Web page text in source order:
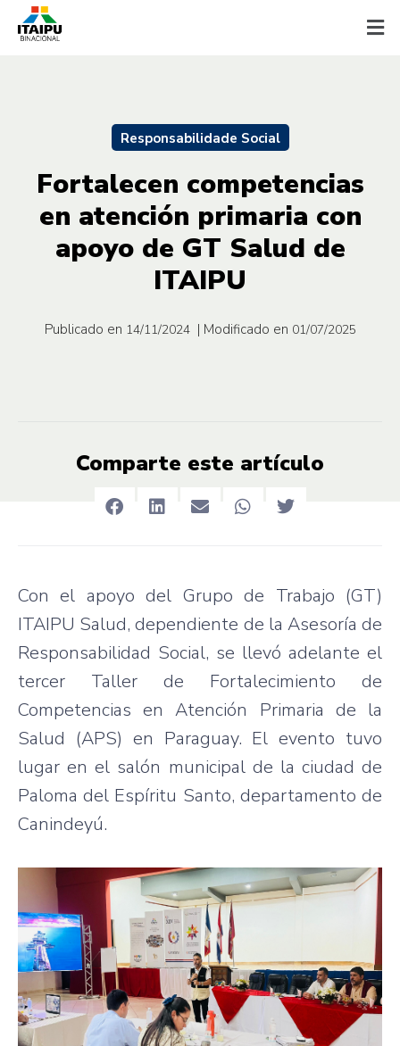
Responsabilidade Social
Fortalecen competencias
en atención primaria con
apoyo de GT Salud de
ITAIPU
Publicado en 14/11/2024 | Modificado en 01/07/2025
Comparte este artículo
Con el apoyo del Grupo de Trabajo (GT)
ITAIPU Salud, dependiente de la Asesoría de
Responsabilidad Social, se llevó adelante el
tercer Taller de Fortalecimiento de
Competencias en Atención Primaria de la
Salud (APS) en Paraguay. El evento tuvo
lugar en el salón municipal de la ciudad de
Paloma del Espíritu Santo, departamento de
Canindeyú.